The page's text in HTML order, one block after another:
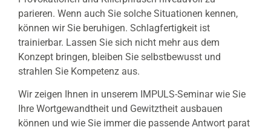
parieren. Wenn auch Sie solche Situationen kennen,
können wir Sie beruhigen. Schlagfertigkeit ist
trainierbar. Lassen Sie sich nicht mehr aus dem
Konzept bringen, bleiben Sie selbstbewusst und
strahlen Sie Kompetenz aus.
Wir zeigen Ihnen in unserem IMPULS-Seminarwie Sie
Ihre Wortgewandtheit und Gewitztheit ausbauen
können und wie Sie immer die passende Antwort parat